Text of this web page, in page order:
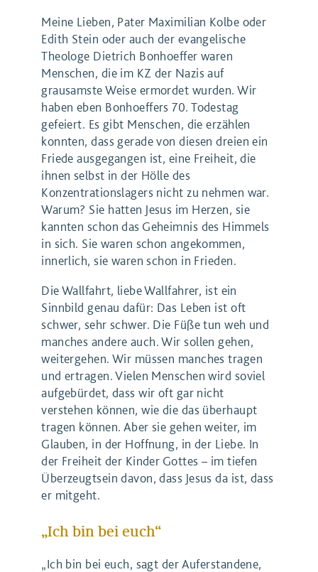
Meine Lieben, Pater Maximilian Kolbe oder
Edith Stein oder auch der evangelische
Theologe Dietrich Bonhoeffer waren
Menschen, die im KZ der Nazis auf
grausamste Weise ermordet wurden. Wir
haben eben Bonhoeffers 70. Todestag
gefeiert. Es gibt Menschen, die erzählen
konnten, dass gerade von diesen dreien ein
Friede ausgegangen ist, eine Freiheit, die
ihnen selbst in der Hölle des
Konzentrationslagers nicht zu nehmen war.
Warum? Sie hatten Jesus im Herzen, sie
kannten schon das Geheimnis des Himmels
in sich. Sie waren schon angekommen,
innerlich, sie waren schon in Frieden.
Die Wallfahrt, liebe Wallfahrer, ist ein
Sinnbild genau dafür: Das Leben ist oft
schwer, sehr schwer. Die Füße tun weh und
manches andere auch. Wir sollen gehen,
weitergehen. Wir müssen manches tragen
und ertragen. Vielen Menschen wird soviel
aufgebürdet, dass wir oft gar nicht
verstehen können, wie die das überhaupt
tragen können. Aber sie gehen weiter, im
Glauben, in der Hoffnung, in der Liebe. In
der Freiheit der Kinder Gottes – im tiefen
Überzeugtsein davon, dass Jesus da ist, dass
er mitgeht.
„Ich bin bei euch“
„Ich bin bei euch, sagt der Auferstandene,